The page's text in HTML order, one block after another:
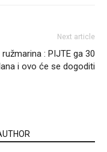
Next article
: PIJTE ga 30
i ovo će se dogoditi